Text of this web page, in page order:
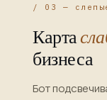
/ 03 —
Карта
бизнеса
Бот